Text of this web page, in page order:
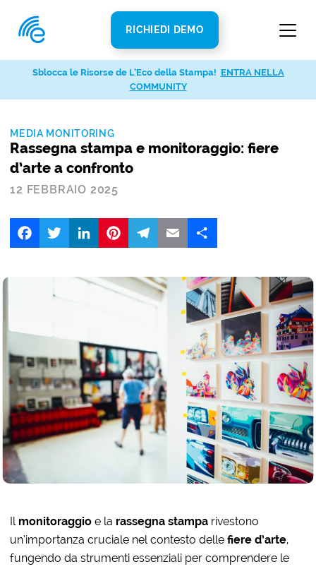
RICHIEDI DEMO
MEDIA MONITORING
Rassegna stampa e monitoraggio: fiere
d’arte a confronto
12 FEBBRAIO 2025
FacebookTwitter LinkedIn
Il monitoraggio e la rassegna stampa rivestono
un’importanza cruciale nel contesto dellefiere d’arte,
fungendo da strumenti essenziali per comprendere le
Sblocca le Risorse de L’Eco della Stampa! ENTRA NELLA
COMMUNITY